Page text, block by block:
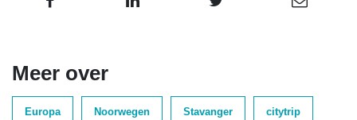
Meer over
Europa Noorwegen Stavanger citytrip